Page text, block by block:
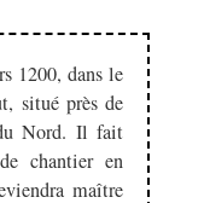
1200, dans le
situé près de
Nord. Il fait
chantier en
maître